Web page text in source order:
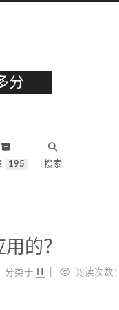
分
195 搜索
的？
分类于 阅读次数：